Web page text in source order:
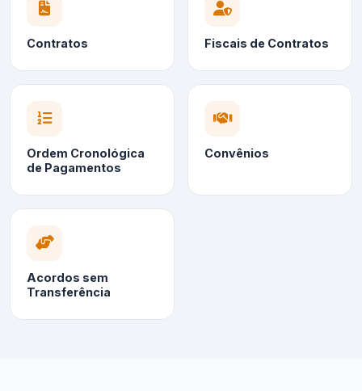
Contratos Fiscais de Contratos
Ordem Cronológica
de Pagamentos
Convênios
Acordos sem
Transferência